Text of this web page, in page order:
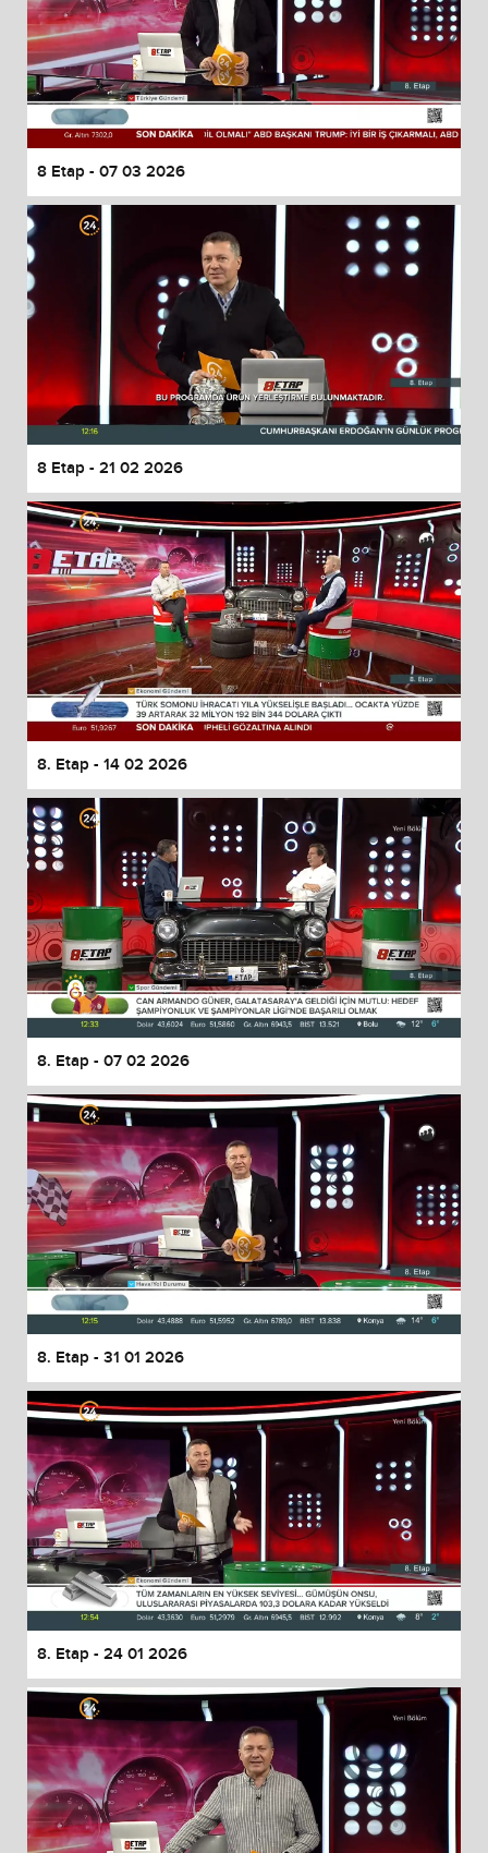
8 Etap - 07 03 2026
8 Etap - 21 02 2026
8. Etap - 14 02 2026
8. Etap - 07 02 2026
8. Etap - 31 01 2026
8. Etap - 24 01 2026